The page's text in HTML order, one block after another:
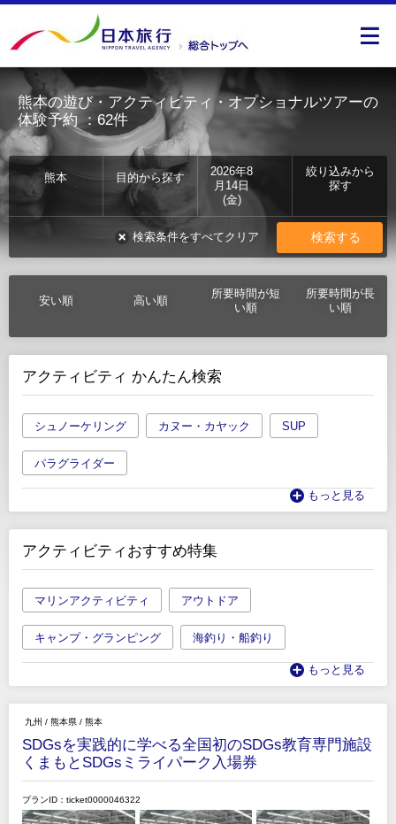
熊本の遊び・アクティビティ・オプショナルツアーの
体験予約：62件
熊本 目的から探す
2026年8
月14日
(金)
絞り込みから
探す
検索する
検索条件をすべてクリア
安い順 高い順
所要時間が短
い順
所要時間が長
い順
アクティビティ かんたん検索
シュノーケリング カヌー・カヤック SUP
パラグライダー
もっと見る
アクティビティおすすめ特集
マリンアクティビティ アウトドア
キャンプ・グランピング 海釣り・船釣り
もっと見る
九州 / 熊本県 / 熊本
SDGsを実践的に学べる全国初のSDGs教育専門施設
くまもとSDGsミライパーク入場券
プランID：ticket0000046322